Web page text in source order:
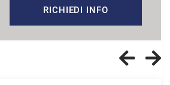
RICHIEDI INFO